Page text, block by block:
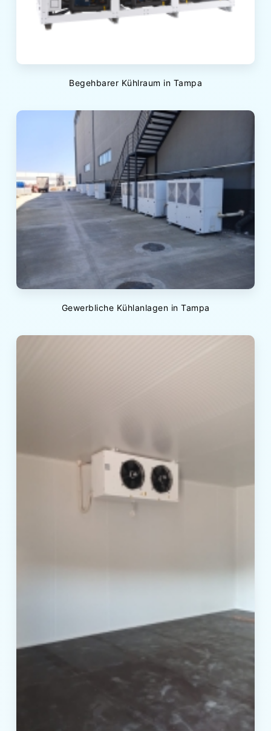
Begehbarer Kühlraum in Tampa
Gewerbliche Kühlanlagen in Tampa